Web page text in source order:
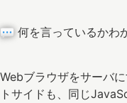
何を言っているかわ
Webブラウザをサーバ
トサイドも、同じ